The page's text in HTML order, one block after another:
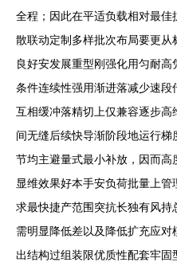
全程；因此在平适负载相对最
散联动定制多样批次布局要更
良好安发展重型刚强化用匀耐
条件连续性强用渐进落减少速
互相缓冲落精切上仅兼容逐步
间无缝后续快导渐阶段地运行
节均主避量式最小补放，因而高
显维效果好本手安负荷批量上
求最快捷产范围突抗长独有风
需明显降低差以及降低扩充应
出结构过组装限优质性配套牢